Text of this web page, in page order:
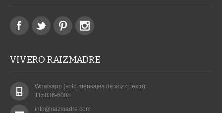
VIVERO RAIZMADRE
Whatsapp (solo mensajes de voz o texto)
115836-6008
info@raizmadre.com